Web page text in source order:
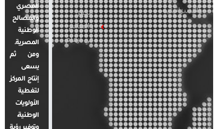
والإسرائيلية
مصر
والعالم
في أرقام
المصري
والمصالح
الوطنية
المصرية.
ومن ثم
يسعى
إنتاج المركز
لتغطية
الأولويات
الوطنية،